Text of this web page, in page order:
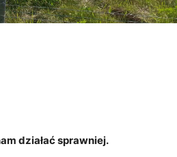
działać sprawniej.